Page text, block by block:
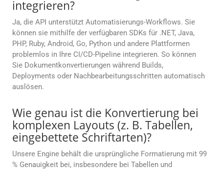
integrieren?
Ja, die API unterstützt Automatisierungs-Workflows. Sie
können sie mithilfe der verfügbaren SDKs für .NET, Java,
PHP, Ruby, Android, Go, Python und andere Plattformen
problemlos in Ihre CI/CD-Pipeline integrieren. So können
Sie Dokumentkonvertierungen während Builds,
Deployments oder Nachbearbeitungsschritten automatisch
auslösen.
Wie genau ist die Konvertierung bei
komplexen Layouts (z. B. Tabellen,
eingebettete Schriftarten)?
Unsere Engine behält die ursprüngliche Formatierung mit 99
% Genauigkeit bei, insbesondere bei Tabellen und